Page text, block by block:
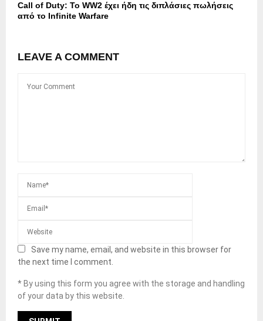
Call of Duty: Το WW2 έχει ήδη τις διπλάσιες πωλήσεις
από το Infinite Warfare
LEAVE A COMMENT
Save my name, email, and website in this browser for
the next time I comment.
* By using this form you agree with the storage and handling
of your data by this website.